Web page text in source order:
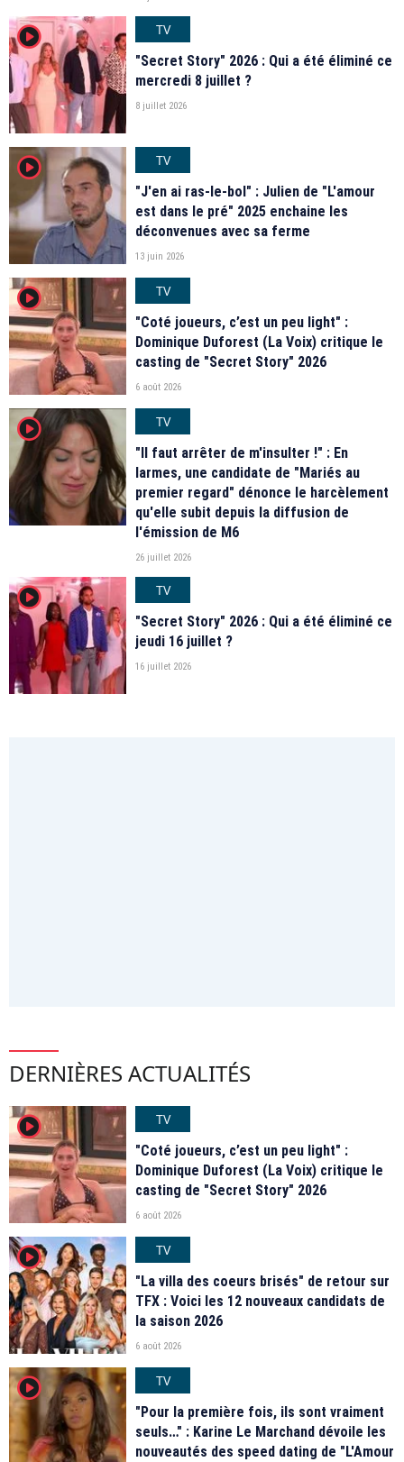
player2
TV
"Secret Story" 2026 : Qui a été éliminé ce
mercredi 8 juillet ?
8 juillet 2026
player2
TV
"J'en ai ras-le-bol" : Julien de "L'amour
est dans le pré" 2025 enchaine les
déconvenues avec sa ferme
13 juin 2026
player2
TV
"Coté joueurs, c’est un peu light" :
Dominique Duforest (La Voix) critique le
casting de "Secret Story" 2026
6 août 2026
player2
TV
"Il faut arrêter de m'insulter !" : En
larmes, une candidate de "Mariés au
premier regard" dénonce le harcèlement
qu'elle subit depuis la diffusion de
l'émission de M6
26 juillet 2026
player2
TV
"Secret Story" 2026 : Qui a été éliminé ce
jeudi 16 juillet ?
16 juillet 2026
DERNIÈRES ACTUALITÉS
player2
TV
"Coté joueurs, c’est un peu light" :
Dominique Duforest (La Voix) critique le
casting de "Secret Story" 2026
6 août 2026
player2
TV
"La villa des coeurs brisés" de retour sur
TFX : Voici les 12 nouveaux candidats de
la saison 2026
6 août 2026
player2
TV
"Pour la première fois, ils sont vraiment
seuls…" : Karine Le Marchand dévoile les
nouveautés des speed dating de "L'Amour